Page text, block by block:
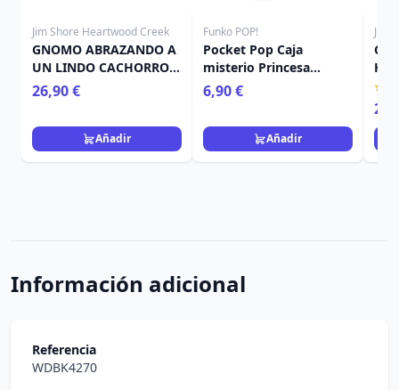
Jim Shore Heartwood Creek
GNOMO ABRAZANDO A
UN LINDO CACHORRO -
HEARTWOOD CREEK
26,90 €
Añadir
Funko POP!
Pocket Pop Caja
misterio Princesa
Navidad - Disney
6,90 €
Añadir
Jim
Información adicional
Referencia
WDBK4270